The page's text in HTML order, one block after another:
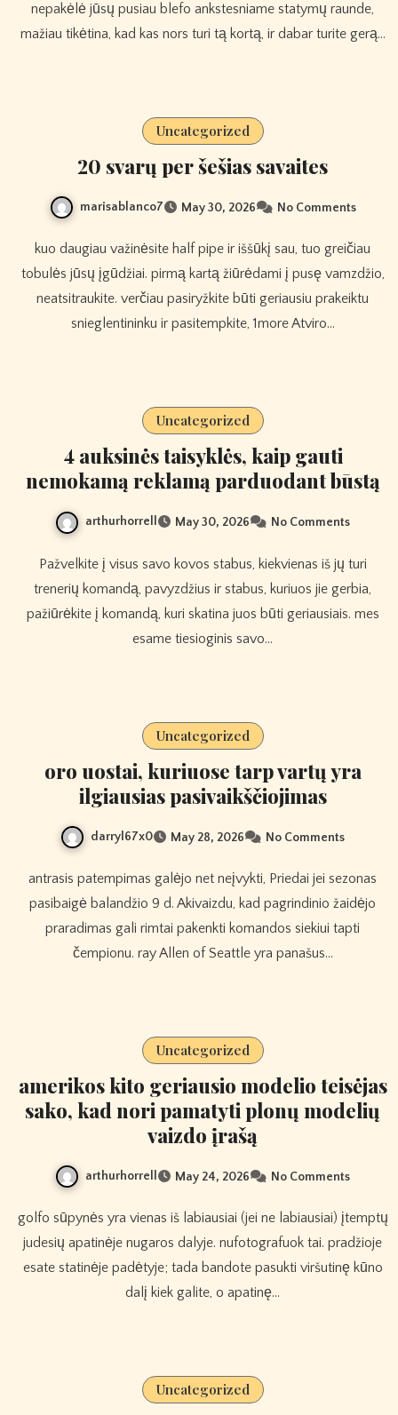
nepakėlė jūsų pusiau blefo ankstesniame statymų raunde,
mažiau tikėtina, kad kas nors turi tą kortą, ir dabar turite gerą…
Uncategorized
20 svarų per šešias savaites
marisablanco7 May 30, 2026 No Comments
kuo daugiau važinėsite half pipe ir iššūkį sau, tuo greičiau
tobulės jūsų įgūdžiai. pirmą kartą žiūrėdami į pusę vamzdžio,
neatsitraukite. verčiau pasiryžkite būti geriausiu prakeiktu
snieglentininku ir pasitempkite, 1more Atviro…
Uncategorized
4 auksinės taisyklės, kaip gauti
nemokamą reklamą parduodant būstą
arthurhorrell May 30, 2026 No Comments
Pažvelkite į visus savo kovos stabus, kiekvienas iš jų turi
trenerių komandą, pavyzdžius ir stabus, kuriuos jie gerbia,
pažiūrėkite į komandą, kuri skatina juos būti geriausiais. mes
esame tiesioginis savo…
Uncategorized
oro uostai, kuriuose tarp vartų yra
ilgiausias pasivaikščiojimas
darryl67x0 May 28, 2026 No Comments
antrasis patempimas galėjo net neįvykti, Priedai jei sezonas
pasibaigė balandžio 9 d. Akivaizdu, kad pagrindinio žaidėjo
praradimas gali rimtai pakenkti komandos siekiui tapti
čempionu. ray Allen of Seattle yra panašus…
Uncategorized
amerikos kito geriausio modelio teisėjas
sako, kad nori pamatyti plonų modelių
vaizdo įrašą
arthurhorrell May 24, 2026 No Comments
golfo sūpynės yra vienas iš labiausiai (jei ne labiausiai) įtemptų
judesių apatinėje nugaros dalyje. nufotografuok tai. pradžioje
esate statinėje padėtyje; tada bandote pasukti viršutinę kūno
dalį kiek galite, o apatinę…
Uncategorized